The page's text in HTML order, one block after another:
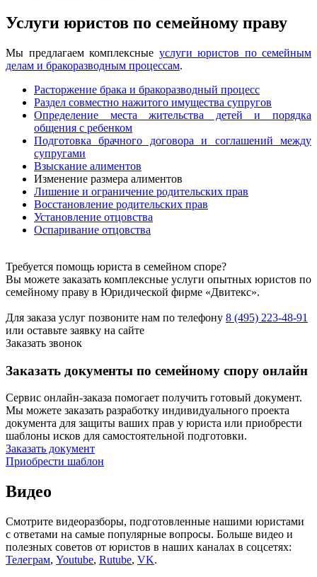
Услуги юристов по семейному праву
Мы предлагаем комплексные услуги юристов по семейным
делам и бракоразводным процессам.
Расторжение брака и бракоразводный процесс
Раздел совместно нажитого имущества супругов
Определение места жительства детей и порядка
общения с ребенком
Подготовка брачного договора и соглашений между
супругами
Взыскание алиментов
Изменение размера алиментов
Лишение и ограничение родительских прав
Восстановление родительских прав
Установление отцовства
Оспаривание отцовства
Требуется помощь юриста в семейном споре?
Вы можете заказать комплексные услуги опытных юристов по
семейному праву в Юридической фирме «Двитекс».
Для заказа услуг позвоните нам по телефону 8 (495) 223-48-91
или оставьте заявку на сайте
Заказать звонок
Заказать документы по семейному спору онлайн
Сервис онлайн-заказа помогает получить готовый документ.
Мы можете заказать разработку индивидуального проекта
документа для защиты ваших прав у юриста или приобрести
шаблоны исков для самостоятельной подготовки.
Заказать документ
Приобрести шаблон
Видео
Смотрите видеоразборы, подготовленные нашими юристами
с ответами на самые популярные вопросы. Больше видео и
полезных советов от юристов в наших каналах в соцсетях:
Телеграм, Youtube, Rutube, VK.